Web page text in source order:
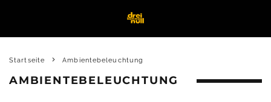
Startseite Ambientebeleuchtung
AMBIENTEBELEUCHTUNG